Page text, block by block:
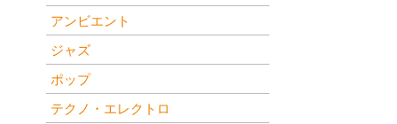
アンビエント
ジャズ
ポップ
テクノ・エレクトロ